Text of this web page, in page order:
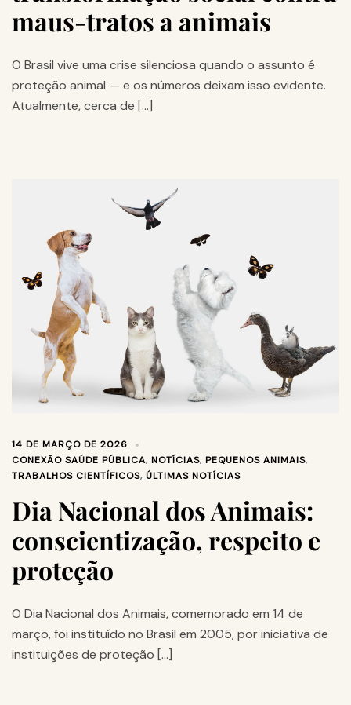
maus-tratos a animais
O Brasil vive uma crise silenciosa quando o assunto é
proteção animal — e os números deixam isso evidente.
Atualmente, cerca de […]
14 DE MARÇO DE 2026
CONEXÃO SAÚDE PÚBLICA, NOTÍCIAS, PEQUENOS ANIMAIS,
TRABALHOS CIENTÍFICOS, ÚLTIMAS NOTÍCIAS
Dia Nacional dos Animais:
conscientização, respeito e
proteção
O Dia Nacional dos Animais, comemorado em 14 de
março, foi instituído no Brasil em 2005, por iniciativa de
instituições de proteção […]